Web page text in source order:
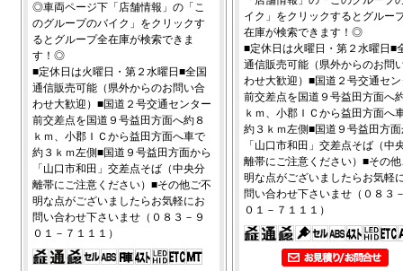
◎車両ページ下「店舗情報」の「こ
のグループのバイク」をクリックす
るとグループ全在庫が検索できま
す！◎
■定休日は火曜日・第２水曜日■全国
通信販売可能（県外からのお問い合
わせ大歓迎）■国道２号交通センター
前交差点を国道９号益田方面へ約８
ｋｍ、小郡ＩＣから益田方面へ車で
約３ｋｍ左側■国道９号益田方面から
「山口市和田」交差点そば（中央分
離帯にご注意ください）■その他ご不
明な点がございましたらお気軽にお
問い合わせ下さいませ（０８３－９
０１－７１１１）
イク」をクリックするとグルー
在庫が検索できます！◎
■定休日は火曜日・第２水曜日■
通信販売可能（県外からのお問
わせ大歓迎）■国道２号交通セ
前交差点を国道９号益田方面へ
ｋｍ、小郡ＩＣから益田方面へ
約３ｋｍ左側■国道９号益田方
「山口市和田」交差点そば（中
離帯にご注意ください）■その
明な点がございましたらお気軽
問い合わせ下さいませ（０８３
０１－７１１１）